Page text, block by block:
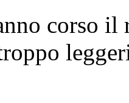
corso il